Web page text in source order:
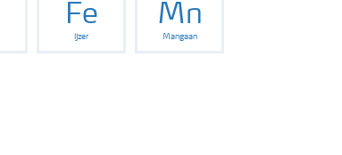
Fe
IJzer
Mn
Mangaan